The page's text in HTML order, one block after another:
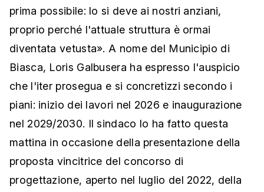
prima possibile: lo si deve ai nostri anziani,
proprio perché l'attuale struttura è ormai
diventata vetusta». A nome del Municipio di
Biasca, Loris Galbusera ha espresso l'auspicio
che l'iter prosegua e si concretizzi secondo i
piani: inizio dei lavori nel 2026 e inaugurazione
nel 2029/2030. Il sindaco lo ha fatto questa
mattina in occasione della presentazione della
proposta vincitrice del concorso di
progettazione, aperto nel luglio del 2022, della